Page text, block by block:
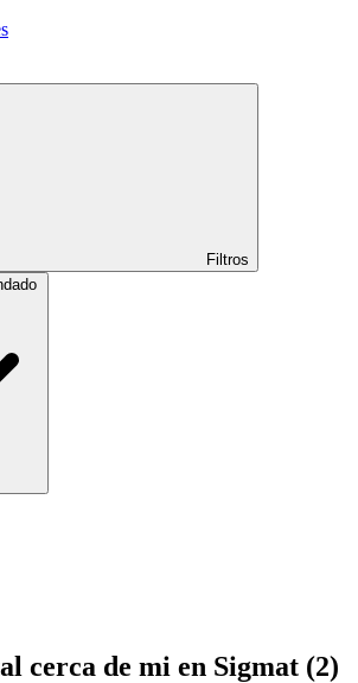
Filtros
cerca de mi en Sigmat (2)